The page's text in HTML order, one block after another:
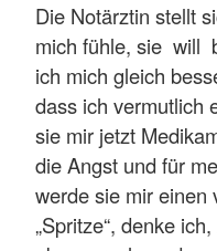
Die Notärztin stellt
mich fühle, sie will
ich mich gleich
dass ich vermutlich
sie mir jetzt
die Angst und für
werde sie mir einen
„Spritze“, denke